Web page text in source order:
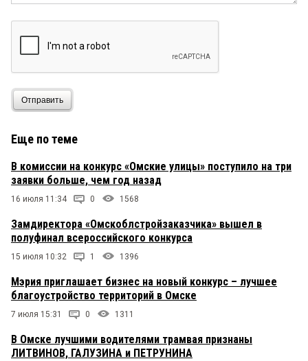
Отправить
Еще по теме
В комиссии на конкурс «Омские улицы» поступило на три
заявки больше, чем год назад
16 июля 11:34 0 1568
Замдиректора «Омскоблстройзаказчика» вышел в
полуфинал всероссийского конкурса
15 июля 10:32 1 1396
Мэрия приглашает бизнес на новый конкурс – лучшее
благоустройство территорий в Омске
7 июля 15:31 0 1311
В Омске лучшими водителями трамвая признаны
ЛИТВИНОВ, ГАЛУЗИНА и ПЕТРУНИНА